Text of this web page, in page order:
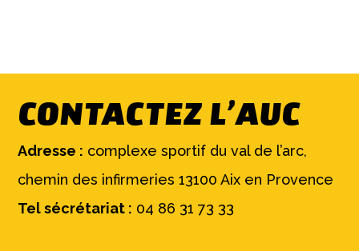
CONTACTEZ L’AUC
Adresse : complexe sportif du val de l’arc,
chemin des infirmeries 13100 Aix en Provence
Tel sécrétariat : 04 86 31 73 33